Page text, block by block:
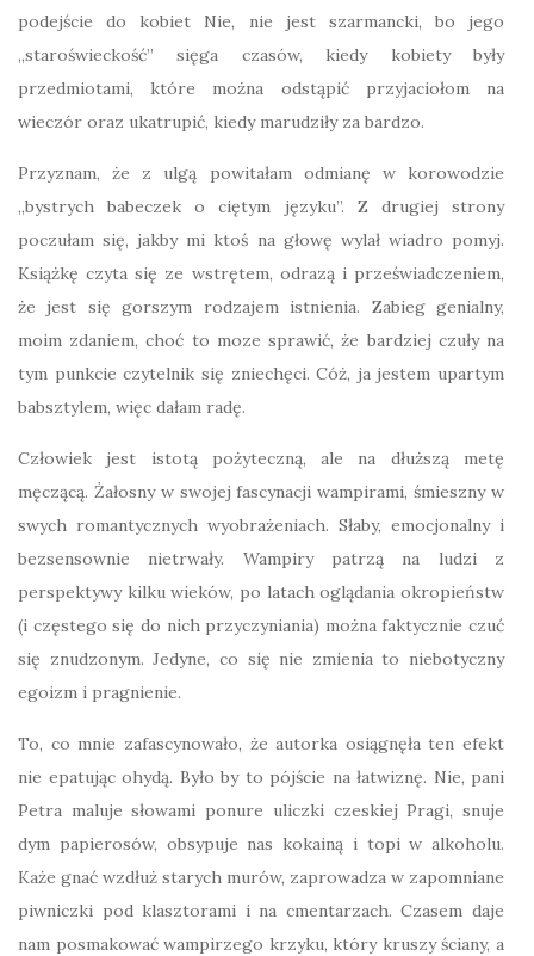
podejście do kobiet Nie, nie jest szarmancki, bo jego
„staroświeckość” sięga czasów, kiedy kobiety były
przedmiotami, które można odstąpić przyjaciołom na
wieczór oraz ukatrupić, kiedy marudziły za bardzo.
Przyznam, że z ulgą powitałam odmianę w korowodzie
„bystrych babeczek o ciętym języku”. Z drugiej strony
poczułam się, jakby mi ktoś na głowę wylał wiadro pomyj.
Książkę czyta się ze wstrętem, odrazą i przeświadczeniem,
że jest się gorszym rodzajem istnienia. Zabieg genialny,
moim zdaniem, choć to moze sprawić, że bardziej czuły na
tym punkcie czytelnik się zniechęci. Cóż, ja jestem upartym
babsztylem, więc dałam radę.
Człowiek jest istotą pożyteczną, ale na dłuższą metę
męczącą. Żałosny w swojej fascynacji wampirami, śmieszny w
swych romantycznych wyobrażeniach. Słaby, emocjonalny i
bezsensownie nietrwały. Wampiry patrzą na ludzi z
perspektywy kilku wieków, po latach oglądania okropieństw
(i częstego się do nich przyczyniania) można faktycznie czuć
się znudzonym. Jedyne, co się nie zmienia to niebotyczny
egoizm i pragnienie.
To, co mnie zafascynowało, że autorka osiągnęła ten efekt
nie epatując ohydą. Było by to pójście na łatwiznę. Nie, pani
Petra maluje słowami ponure uliczki czeskiej Pragi, snuje
dym papierosów, obsypuje nas kokainą i topi w alkoholu.
Każe gnać wzdłuż starych murów, zaprowadza w zapomniane
piwniczki pod klasztorami i na cmentarzach. Czasem daje
nam posmakować wampirzego krzyku, który kruszy ściany, a